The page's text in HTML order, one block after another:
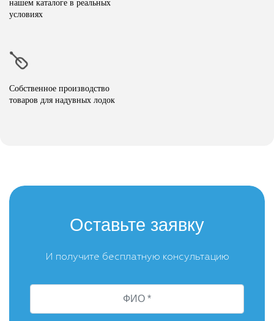
нашем каталоге в реальных
условиях
Собственное производство
товаров для надувных лодок
Оставьте заявку
И получите бесплатную консультацию